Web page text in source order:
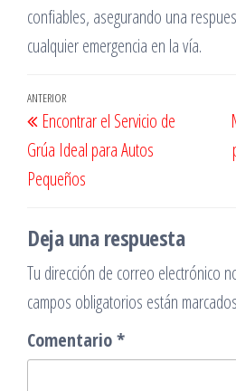
confiables, asegurando una
cualquier emergencia en la vía.
Navegación
de
entradas
Entrada
anterior
ANTERIOR
Encontrar el Servicio de
Grúa Ideal para Autos
Pequeños
Deja una respuesta
Tu dirección de correo electrónico
campos obligatorios están
Comentario*